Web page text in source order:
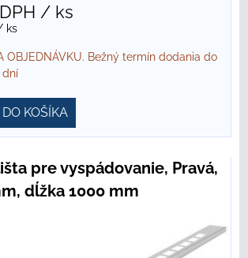
/ ks
ks
OBJEDNÁVKU. Bežný termín dodania do
dní
KOŠÍKA
pre vyspádovanie, Pravá,
dĺžka 1000 mm